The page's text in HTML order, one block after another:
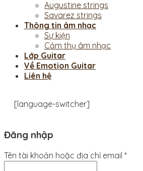
Augustine strings
Savarez strings
Thông tin âm nhạc
Sự kiện
Cảm thụ âm nhạc
Lớp Guitar
Về Emotion Guitar
Liên hệ
[language-switcher]
Đăng nhập
Tên tài khoản hoặc địa chỉ email *